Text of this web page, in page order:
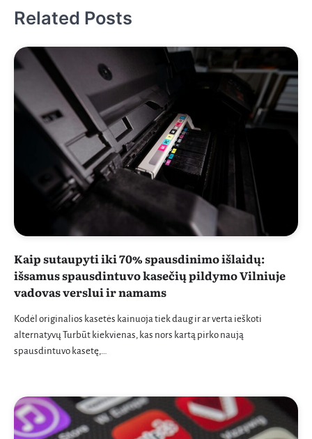
Related Posts
Kaip sutaupyti iki 70% spausdinimo išlaidų:
išsamus spausdintuvo kasečių pildymo Vilniuje
vadovas verslui ir namams
Kodėl originalios kasetės kainuoja tiek daug ir ar verta ieškoti
alternatyvų Turbūt kiekvienas, kas nors kartą pirko naują
spausdintuvo kasetę,…